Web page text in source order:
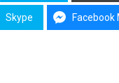
Skype Facebook